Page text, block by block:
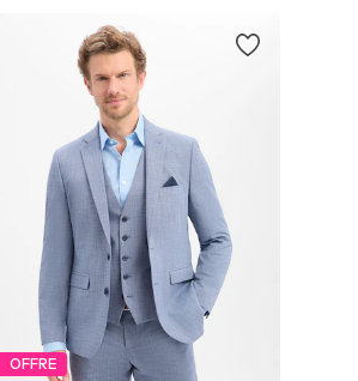
OFFRE